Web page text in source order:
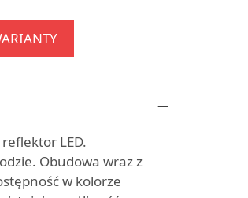
LED.
Obudowa wraz z
w kolorze